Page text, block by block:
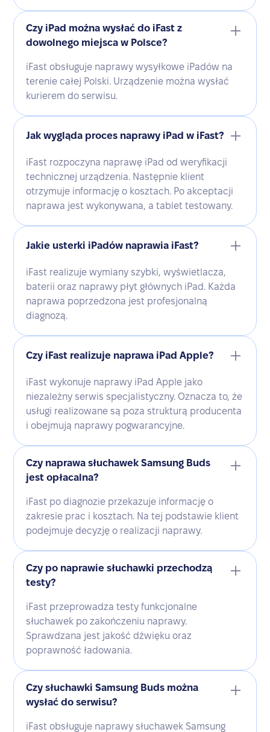
Czy iPad można wysłać do iFast z
dowolnego miejsca w Polsce?
iFast obsługuje naprawy wysyłkowe iPadów na
terenie całej Polski. Urządzenie można wysłać
kurierem do serwisu.
Jak wygląda proces naprawy iPad w iFast?
iFast rozpoczyna naprawę iPad od weryfikacji
technicznej urządzenia. Następnie klient
otrzymuje informację o kosztach. Po akceptacji
naprawa jest wykonywana, a tablet testowany.
Jakie usterki iPadów naprawia iFast?
iFast realizuje wymiany szybki, wyświetlacza,
baterii oraz naprawy płyt głównych iPad. Każda
naprawa poprzedzona jest profesjonalną
diagnozą.
Czy iFast realizuje naprawa iPad Apple?
iFast wykonuje naprawy iPad Apple jako
niezależny serwis specjalistyczny. Oznacza to, że
usługi realizowane są poza strukturą producenta
i obejmują naprawy pogwarancyjne.
Czy naprawa słuchawek Samsung Buds
jest opłacalna?
iFast po diagnozie przekazuje informację o
zakresie prac i kosztach. Na tej podstawie klient
podejmuje decyzję o realizacji naprawy.
Czy po naprawie słuchawki przechodzą
testy?
iFast przeprowadza testy funkcjonalne
słuchawek po zakończeniu naprawy.
Sprawdzana jest jakość dźwięku oraz
poprawność ładowania.
Czy słuchawki Samsung Buds można
wysłać do serwisu?
iFast obsługuje naprawy słuchawek Samsung